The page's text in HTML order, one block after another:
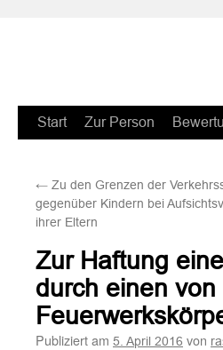
Zum
springen
Start Zur Person
← Zu den Grenzen der
gegenüber Kindern bei
ihrer Eltern
Zur Haftung
durch einen
Publiziert am 5. April 2016 von